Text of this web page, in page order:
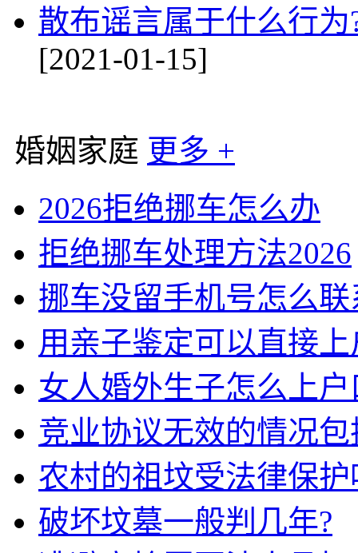
散布谣言属于什么行
[2021-01-15]
婚姻家庭 更多 +
2026拒绝挪车怎么办
拒绝挪车处理方法2026
挪车没留手机号怎么
用亲子鉴定可以直接
女人婚外生子怎么上户
竞业协议无效的情况包
农村的祖坟受法律保护
破坏坟墓一般判几年?